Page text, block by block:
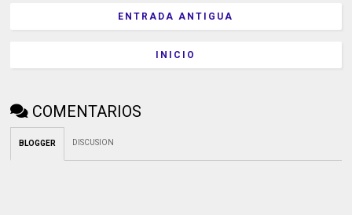
ENTRADA ANTIGUA
INICIO
COMENTARIOS
BLOGGER DISCUSION